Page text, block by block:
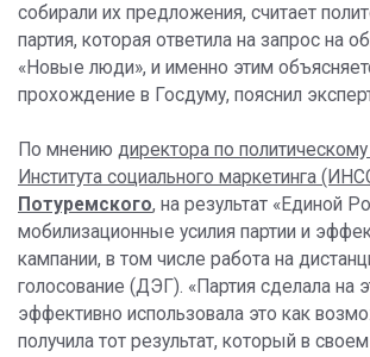
собирали их предложения, считает
партия, которая ответила на запрос на
«Новые люди», и именно этим
прохождение в Госдуму, пояснил
По мнению директора по политическому
Института социального маркетинга
Потуремского, на результат «Единой
мобилизационные усилия партии и
кампании, в том числе работа на
голосование (ДЭГ). «Партия сделала на
эффективно использовала это как
получила тот результат, который в